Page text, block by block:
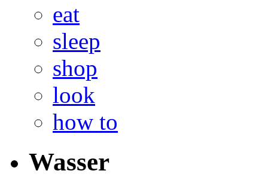
eat
sleep
shop
look
how to
Wasser